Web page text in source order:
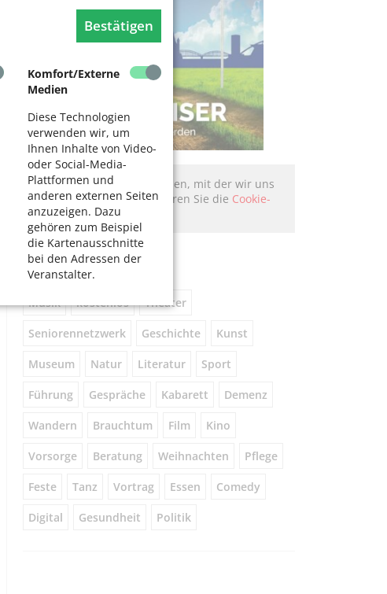
Bestätigen
Komfort/Externe
Medien
Diese Technologien
verwenden wir, um
Ihnen Inhalte von Video-
oder Social-Media-
Plattformen und
anderen externen Seiten
anzuzeigen. Dazu
gehören zum Beispiel
die Kartenausschnitte
bei den Adressen der
Veranstalter.
Hier könnte Werbung stehen, mit der wir uns
finanzieren. Bitte akzeptieren Sie die Cookie-
Meldung.
Schlagworte
Musik kostenlos Theater
Seniorennetzwerk Geschichte Kunst
Museum Natur Literatur Sport
Führung Gespräche Kabarett Demenz
Wandern Brauchtum Film Kino
Vorsorge Beratung Weihnachten Pflege
Feste Tanz Vortrag Essen Comedy
Digital Gesundheit Politik